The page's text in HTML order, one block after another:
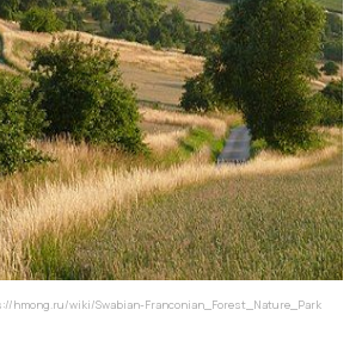
hmong.ru/wiki/Swabian-Franconian_Forest_Nature_Park